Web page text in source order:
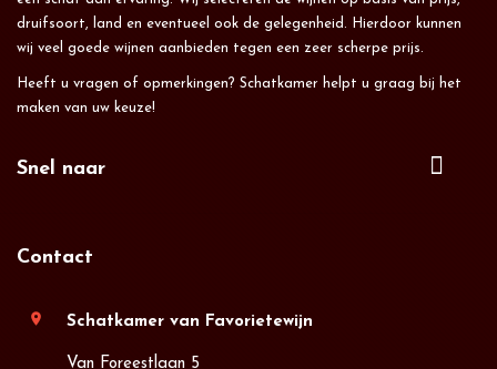
druifsoort, land en eventueel ook de gelegenheid. Hierdoor kunnen
wij veel goede wijnen aanbieden tegen een zeer scherpe prijs.
Heeft u vragen of opmerkingen? Schatkamer helpt u graag bij het
maken van uw keuze!
Snel naar
Contact
location_on Schatkamer van Favorietewijn
Van Foreestlaan 5